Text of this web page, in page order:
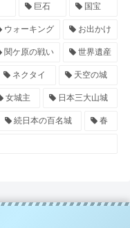
巨石 国宝
ウォーキング お出かけ
関ケ原の戦い 世界遺産
ネクタイ 天空の城
女城主 日本三大山城
続日本の百名城 春